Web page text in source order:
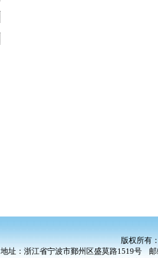
版权所有
地址：浙江省宁波市鄞州区盛莫路1519号